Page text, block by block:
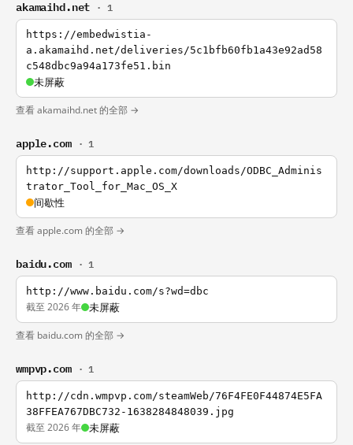
akamaihd.net · 1
https://embedwistia-
a.akamaihd.net/deliveries/5c1bfb60fb1a43e92ad58
c548dbc9a94a173fe51.bin
未屏蔽
查看 akamaihd.net 的全部 →
apple.com · 1
http://support.apple.com/downloads/ODBC_Adminis
trator_Tool_for_Mac_OS_X
间歇性
查看 apple.com 的全部 →
baidu.com · 1
http://www.baidu.com/s?wd=dbc
截至 2026 年 未屏蔽
查看 baidu.com 的全部 →
wmpvp.com · 1
http://cdn.wmpvp.com/steamWeb/76F4FE0F44874E5FA
38FFEA767DBC732-1638284848039.jpg
截至 2026 年 未屏蔽